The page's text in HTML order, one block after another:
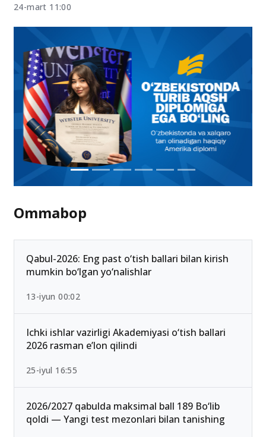
24-mart 11:00
Ommabop
Qabul-2026: Eng past o‘tish ballari bilan kirish
mumkin bo‘lgan yo‘nalishlar
13-iyun 00:02
Ichki ishlar vazirligi Akademiyasi o‘tish ballari
2026 rasman e’lon qilindi
25-iyul 16:55
2026/2027 qabulda maksimal ball 189 Bo‘lib
qoldi — Yangi test mezonlari bilan tanishing